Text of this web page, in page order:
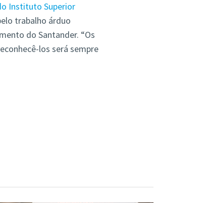
Instituto Superior
trabalho árduo
do Santander. “Os
los será sempre